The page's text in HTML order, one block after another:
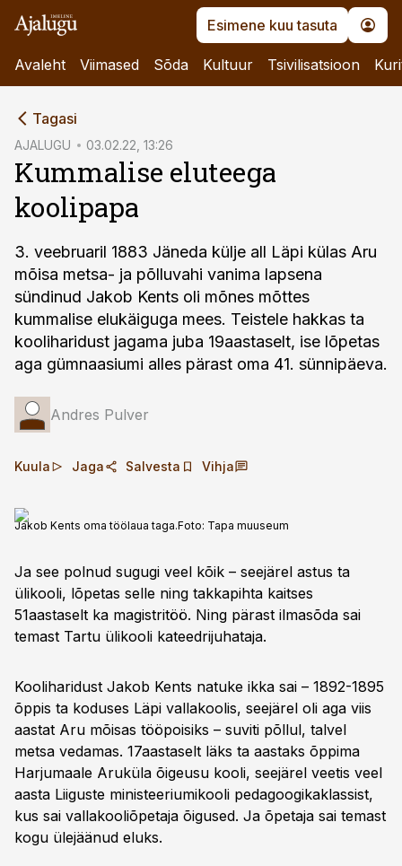
Esimene kuu tasuta
Avaleht Viimased Sõda Kultuur Tsivilisatsioon
Tagasi
AJALUGU 03.02.22, 13:26
Kummalise eluteega
koolipapa
3. veebruaril 1883 Jäneda külje all Läpi külas Aru
mõisa metsa- ja põlluvahi vanima lapsena
sündinud Jakob Kents oli mõnes mõttes
kummalise elukäiguga mees. Teistele hakkas ta
kooliharidust jagama juba 19aastaselt, ise lõpetas
aga gümnaasiumi alles pärast oma 41. sünnipäeva.
Andres Pulver
Kuula Jaga Salvesta Vihja
Jakob Kents oma töölaua taga.Foto: Tapa muuseum
Ja see polnud sugugi veel kõik – seejärel astus ta
ülikooli, lõpetas selle ning takkapihta kaitses
51aastaselt ka magistritöö. Ning pärast ilmasõda sai
temast Tartu ülikooli kateedrijuhataja.
Kooliharidust Jakob Kents natuke ikka sai – 1892-1895
õppis ta koduses Läpi vallakoolis, seejärel oli aga viis
aastat Aru mõisas tööpoisiks – suviti põllul, talvel
metsa vedamas. 17aastaselt läks ta aastaks õppima
Harjumaale Aruküla õigeusu kooli, seejärel veetis veel
aasta Liiguste ministeeriumikooli pedagoogikaklassist,
kus sai vallakooliõpetaja õigused. Ja õpetaja sai temast
kogu ülejäänud eluks.